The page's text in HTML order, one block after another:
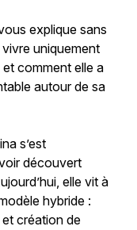
explique sans
uniquement
comment elle a
autour de sa
s’est
découvert
elle vit à
hybride :
création de